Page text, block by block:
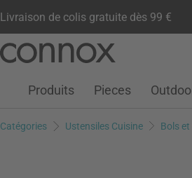
Livraison de colis gratuite dès 99 €
contenu
Compte clientListe de souhaits
Warenkorb
Produits Pieces
Catégories Ustensiles Cuisine Bols